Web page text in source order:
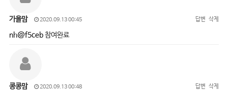
가을맘 2020.09.13 00:45 답변 삭제
nh@f5ceb참여완료
콩콩맘 2020.09.13 00:48 답변 삭제